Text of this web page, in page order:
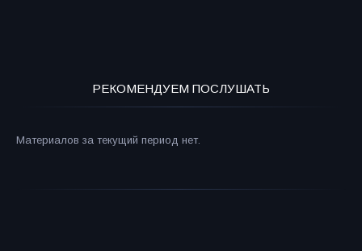
РЕКОМЕНДУЕМ ПОСЛУШАТЬ
Материалов за текущий период нет.